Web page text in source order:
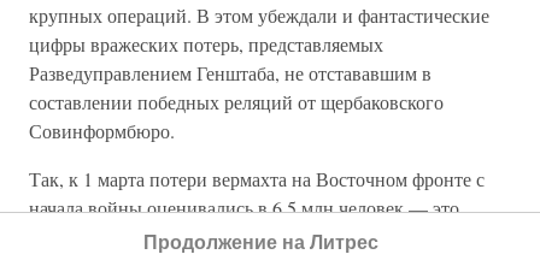
крупных операций. В этом убеждали и фантастические
цифры вражеских потерь, представляемых
Разведуправлением Генштаба, не отстававшим в
составлении победных реляций от щербаковского
Совинформбюро.
Так, к 1 марта потери вермахта на Восточном фронте с
начала войны оценивались в 6,5 млн человек — это
больше, чем немцы потеряли за весь период борьбы с
Продолжение на Литрес